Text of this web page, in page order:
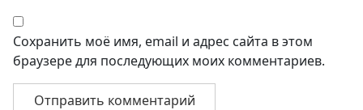
Сохранить моё имя, email и адрес сайта в этом
браузере для последующих моих комментариев.